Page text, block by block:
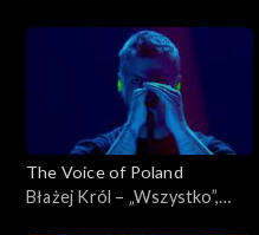
of Poland”, Live 2, 15
listopada 2025
The Voice of Poland
Błażej Król – „Wszystko”,